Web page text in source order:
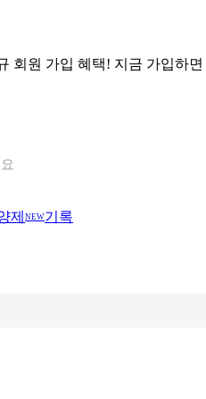
회원 가입 혜택! 지금 가입하면
제 NEW기록